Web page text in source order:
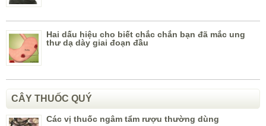
Hai dấu hiệu cho biết chắc chắn bạn đã mắc ung
thư dạ dày giai đoạn đầu
CÂY THUỐC QUÝ
Các vị thuốc ngâm tẩm rượu thường dùng